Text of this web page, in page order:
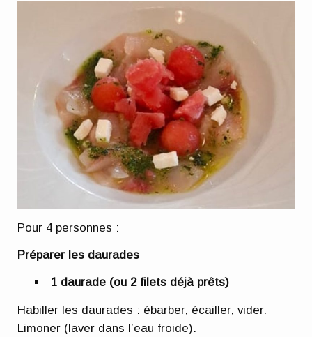
Pour 4 personnes :
Préparer les daurades
1 daurade (ou 2 filets déjà prêts)
Habiller les daurades : ébarber, écailler, vider.
Limoner (laver dans l’eau froide).